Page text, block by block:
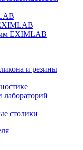
EXIMLAB
и резины
лабораторий
столики